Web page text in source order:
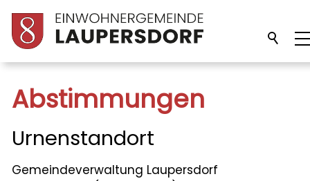
Unsere Gemeinde
Verwaltung
Abstimmungen
Urnenstandort
Gemeindeverwaltung Laupersdorf